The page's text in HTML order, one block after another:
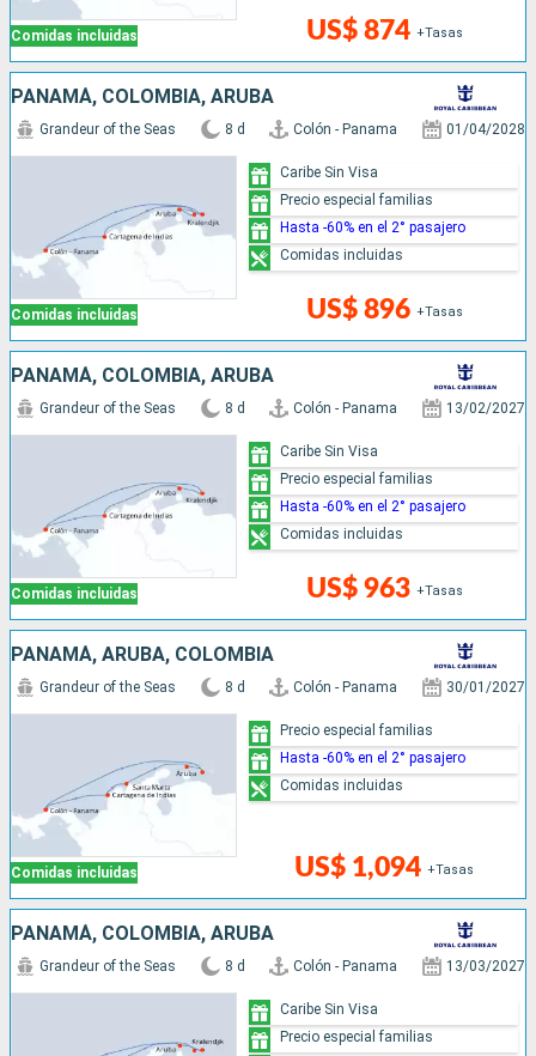
Comidas incluidas US$ 874 +Tasas
PANAMÁ, COLOMBIA, ARUBA
Comidas incluidas
Grandeur of the Seas 8 d Colón - Panama 01/04/2028
US$ 896 +Tasas
Caribe Sin Visa
Precio especial familias
Hasta -60% en el 2° pasajero
Comidas incluidas
PANAMÁ, COLOMBIA, ARUBA
Comidas incluidas
Grandeur of the Seas 8 d Colón - Panama 13/02/2027
US$ 963 +Tasas
Caribe Sin Visa
Precio especial familias
Hasta -60% en el 2° pasajero
Comidas incluidas
PANAMÁ, ARUBA, COLOMBIA
Comidas incluidas
Grandeur of the Seas 8 d Colón - Panama 30/01/2027
US$ 1,094 +Tasas
Precio especial familias
Hasta -60% en el 2° pasajero
Comidas incluidas
PANAMÁ, COLOMBIA, ARUBA
Grandeur of the Seas 8 d Colón - Panama 13/03/2027
Caribe Sin Visa
Precio especial familias